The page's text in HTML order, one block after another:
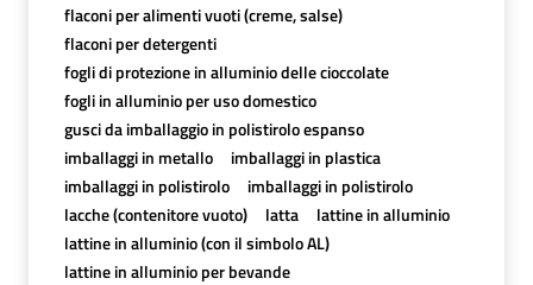
flaconi per alimenti vuoti (creme, salse)
flaconi per detergenti
fogli di protezione in alluminio delle cioccolate
fogli in alluminio per uso domestico
gusci da imballaggio in polistirolo espanso
imballaggi in metallo
imballaggi in plastica
imballaggi in polistirolo
imballaggi in polistirolo
lacche (contenitore vuoto)
latta
lattine in alluminio
lattine in alluminio (con il simbolo AL)
lattine in alluminio per bevande